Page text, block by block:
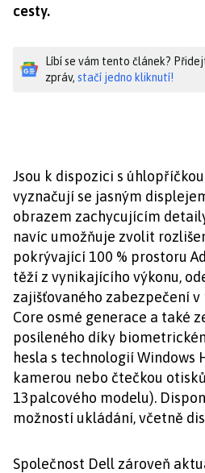
cesty.
Líbí se vám tento článek?
zpráv, stačí jedno kliknutí!
Jsou k dispozici s
vyznačují se jasným
obrazem zachycujícím
navíc umožňuje zvolit
pokrývající 100 % prostoru
těží z vynikajícího výkonu,
zajišťovaného zabezpečení
Core osmé generace a také
posíleného díky
hesla s technologií Windows
kamerou nebo čtečkou
13palcového modelu).
možností ukládání, včetně
Společnost Dell zároveň